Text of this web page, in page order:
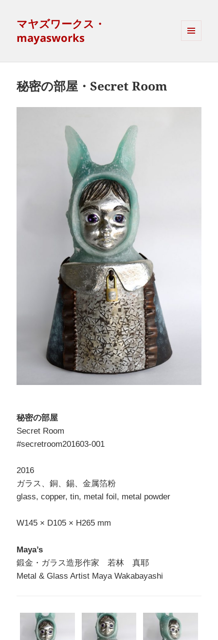
マヤズワークス・
mayasworks
WIDGETS
秘密の部屋・Secret Room
秘密の部屋
Secret Room
#secretroom201603-001
2016
ガラス、銅、錫、金属箔粉
glass, copper, tin, metal foil, metal powder
W145 × D105 × H265 mm
Maya’s
鍛金・ガラス造形作家 若林 真耶
Metal & Glass Artist Maya Wakabayashi